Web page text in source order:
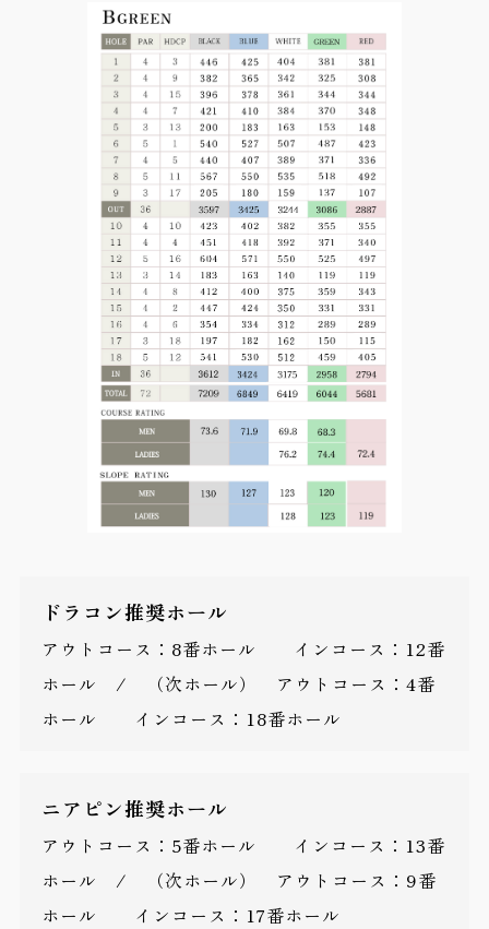
ドラコン推奨ホール
アウトコース：8番ホール インコース：12番
ホール / （次ホール） アウトコース：4番
ホール インコース：18番ホール
ニアピン推奨ホール
アウトコース：5番ホール インコース：13番
ホール / （次ホール） アウトコース：9番
ホール インコース：17番ホール